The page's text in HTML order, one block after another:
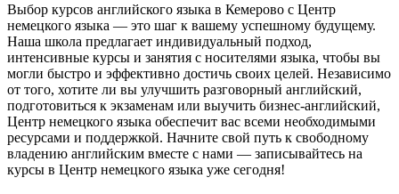
Выбор курсов английского языка в Кемерово с Центр
немецкого языка — это шаг к вашему успешному будущему.
Наша школа предлагает индивидуальный подход,
интенсивные курсы и занятия с носителями языка, чтобы вы
могли быстро и эффективно достичь своих целей. Независимо
от того, хотите ли вы улучшить разговорный английский,
подготовиться к экзаменам или выучить бизнес-английский,
Центр немецкого языка обеспечит вас всеми необходимыми
ресурсами и поддержкой. Начните свой путь к свободному
владению английским вместе с нами — записывайтесь на
курсы в Центр немецкого языка уже сегодня!